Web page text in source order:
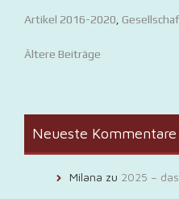
Artikel 2016-2020
Ältere Beiträge
Neueste Kommentare
Milana zu 2025 –